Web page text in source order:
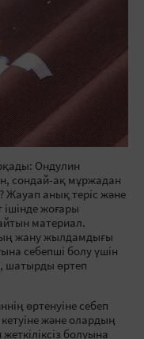
Ондулин
сондай-ақ мұржадан
Жауап анық теріс және
жоғары
материал.
жану жылдамдығы
себепші болу үшін
шатырды өртеп
өртенуіне себеп
және олардың
болуына